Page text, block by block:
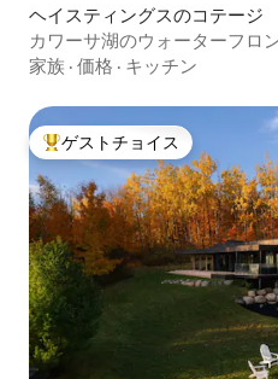
ヘイスティングスのコテージ
カワーサ湖のウォーターフロ
家族 · 価格 · キッチン
大好評のゲストチョイスです。
ゲストチョイス